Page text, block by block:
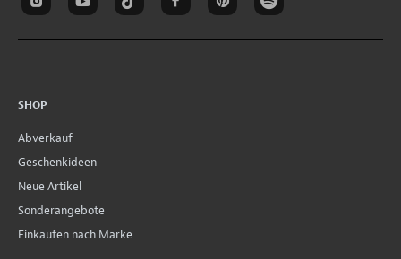
SHOP
Abverkauf
Geschenkideen
Neue Artikel
Sonderangebote
Einkaufen nach Marke